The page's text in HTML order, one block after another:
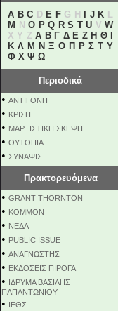
A B C D E FG H J K L
M
N O P Q R S T U V W
X Y ZΑ Β Γ Δ Ε Ζ Η Θ
Κ Λ Μ Ν Ξ Ο Π Ρ Σ Τ Υ
Φ Χ Ψ Ω
Περιοδικά
• ΑΝΤΙΓΟΝΗ
• ΚΡΙΣΗ
• ΜΑΡΞΙΣΤΙΚΗ ΣΚΕΨΗ
• ΟΥΤΟΠΙΑ
• ΣΥΝΑΨΙΣ
Πρακτορευόμενα
• GRANT THORNTON
• KOMMON
• NEΔΑ
• PUBLIC ISSUE
• ΑΝΑΓΝΩΣΤΗΣ
• ΕΚΔΟΣΕΙΣ ΠΙΡΟΓΑ
• ΙΔΡΥΜΑ ΒΑΣΙΛΗΣ
ΠΑΠΑΝΤΩΝΙΟΥ
• ΙΕΘΣ